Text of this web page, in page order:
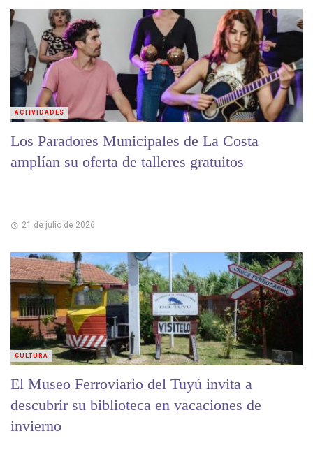
Los Paradores Municipales de La Costa
amplían su oferta de talleres gratuitos
21 de julio de 2026
ACTIVIDADES
El Museo Ferroviario del Tuyú invita a
descubrir su biblioteca en vacaciones de
invierno
CULTURA